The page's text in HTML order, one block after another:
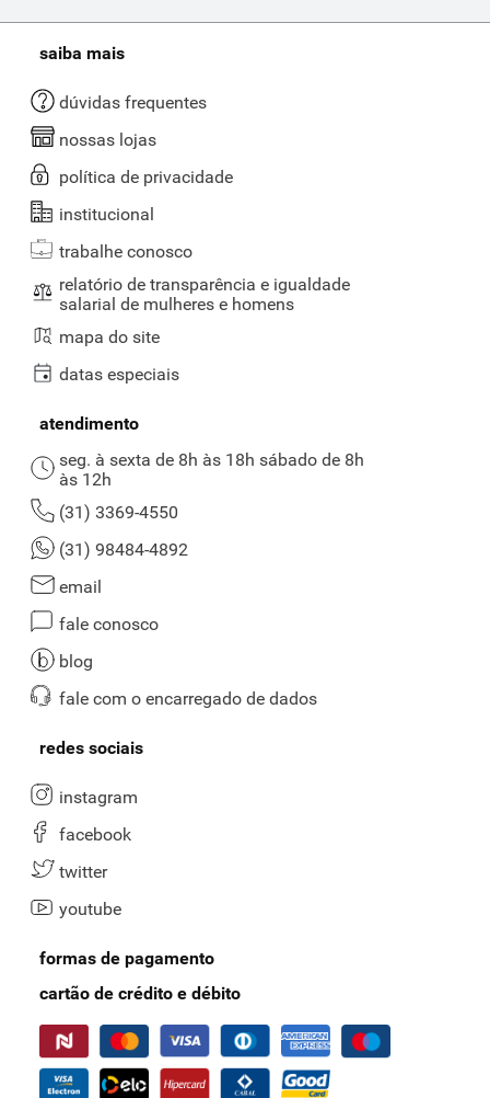
saiba mais
dúvidas frequentes
nossas lojas
política de privacidade
institucional
trabalhe conosco
relatório de transparência e igualdade
salarial de mulheres e homens
mapa do site
datas especiais
atendimento
seg. à sexta de 8h às 18h sábado de 8h
às 12h
(31) 3369-4550
(31) 98484-4892
email
fale conosco
blog
fale com o encarregado de dados
redes sociais
instagram
facebook
twitter
youtube
formas de pagamento
cartão de crédito e débito